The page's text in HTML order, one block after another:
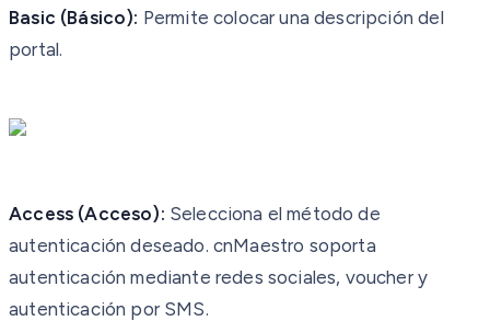
Basic (Básico): Permite colocar una descripción del
portal.
Access (Acceso): Selecciona el método de
autenticación deseado. cnMaestro soporta
autenticación mediante redes sociales, voucher y
autenticación por SMS.